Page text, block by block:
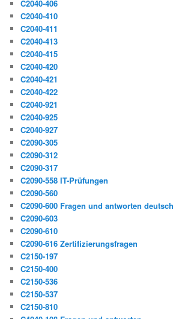
C2040-406
C2040-410
C2040-411
C2040-413
C2040-415
C2040-420
C2040-421
C2040-422
C2040-921
C2040-925
C2040-927
C2090-305
C2090-312
C2090-317
C2090-558 IT-Prüfungen
C2090-560
C2090-600 Fragen und antworten deutsch
C2090-603
C2090-610
C2090-616 Zertifizierungsfragen
C2150-197
C2150-400
C2150-536
C2150-537
C2150-810